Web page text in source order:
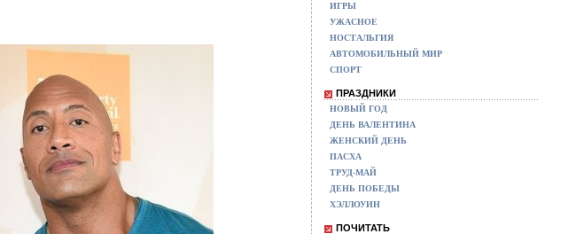
ИГРЫ
УЖАСНОЕ
НОСТАЛЬГИЯ
АВТОМОБИЛЬНЫЙ МИР
СПОРТ
ПРАЗДНИКИ
НОВЫЙ ГОД
ДЕНЬ ВАЛЕНТИНА
ЖЕНСКИЙ ДЕНЬ
ПАСХА
ТРУД-МАЙ
ДЕНЬ ПОБЕДЫ
ХЭЛЛОУИН
ПОЧИТАТЬ